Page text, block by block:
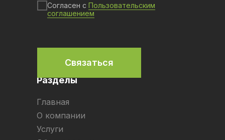
Разделы
Главная
О компании
Услуги
Согласен с Пользовательским
соглашением
Связаться